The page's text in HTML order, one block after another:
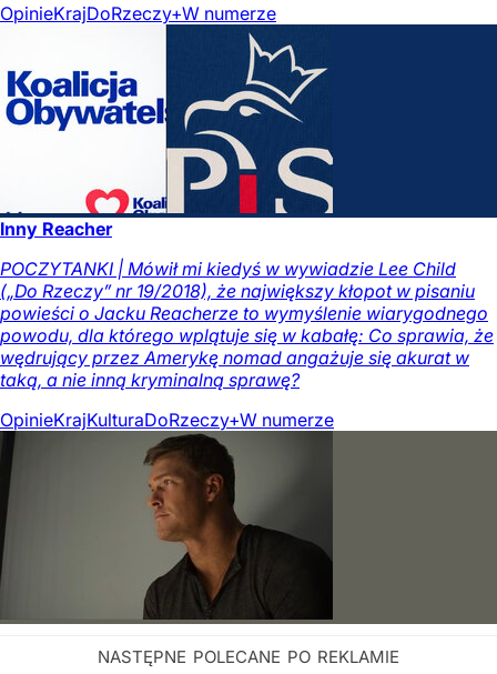
OpinieKrajDoRzeczy+W numerze
Inny Reacher
POCZYTANKI | Mówił mi kiedyś w wywiadzie Lee Child
(„Do Rzeczy” nr 19/2018), że największy kłopot w pisaniu
powieści o Jacku Reacherze to wymyślenie wiarygodnego
powodu, dla którego wplątuje się w kabałę: Co sprawia, że
wędrujący przez Amerykę nomad angażuje się akurat w
taką, a nie inną kryminalną sprawę?
OpinieKrajKulturaDoRzeczy+W numerze